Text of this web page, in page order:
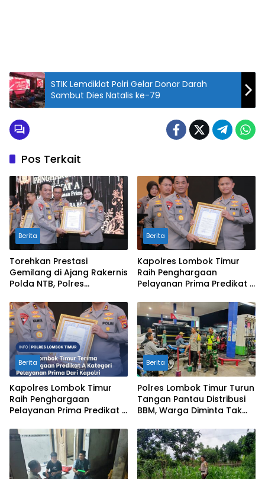
STIK Lemdiklat Polri Gelar Donor Darah
Sambut Dies Natalis ke-79
Pos Terkait
Berita
Torehkan Prestasi
Gemilang di Ajang Rakernis
Polda NTB, Polres
Penghargaan Pelayanan
Prima Kapolri
Berita
Kapolres Lombok Timur
Raih Penghargaan
Pelayanan Prima Predikat A
Berita
Kapolres Lombok Timur
Raih Penghargaan
Pelayanan Prima Predikat A
Berita
Polres Lombok Timur Turun
Tangan Pantau Distribusi
BBM, Warga Diminta Tak